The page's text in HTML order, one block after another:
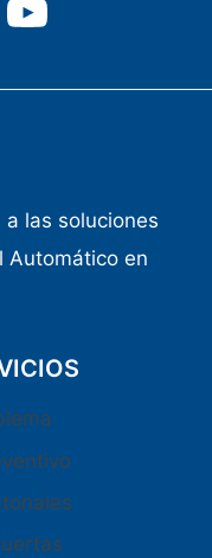
las soluciones
Automático en